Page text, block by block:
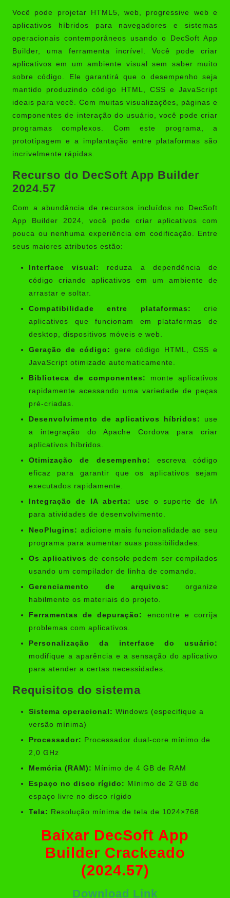
Você pode projetar HTML5, web, progressive web e
aplicativos híbridos para navegadores e sistemas
operacionais contemporâneos usando o
DecSoft App
Builder , uma ferramenta incrível. Você pode criar
aplicativos em um ambiente visual sem saber muito
sobre código. Ele garantirá que o desempenho seja
mantido produzindo código HTML, CSS e JavaScript
ideais para você. Com muitas visualizações, páginas e
componentes de interação do usuário, você pode criar
programas complexos. Com este programa, a
prototipagem e a implantação entre plataformas são
incrivelmente rápidas.
Recurso do DecSoft App Builder
2024.57
Com a abundância de recursos incluídos no DecSoft
App Builder 2024, você pode criar aplicativos com
pouca ou nenhuma experiência em codificação. Entre
seus maiores atributos estão:
Interface visual:
reduza a dependência de
código criando aplicativos em um ambiente de
arrastar e soltar.
Compatibilidade entre plataformas:
crie
aplicativos que funcionam em plataformas de
desktop, dispositivos móveis e web.
Geração de código:
gere código HTML, CSS e
JavaScript otimizado automaticamente.
Biblioteca de componentes: monte aplicativos
rapidamente acessando uma variedade de peças
pré-criadas.
Desenvolvimento de aplicativos híbridos:
use
a integração do Apache Cordova para criar
aplicativos híbridos.
Otimização de desempenho: escreva código
eficaz para garantir que os aplicativos sejam
executados rapidamente.
Integração de IA aberta:
use o suporte de IA
para atividades de desenvolvimento.
NeoPlugins: adicione mais funcionalidade ao seu
programa para aumentar suas possibilidades.
Os aplicativos de console podem ser compilados
usando um compilador de linha de comando.
Gerenciamento de arquivos:
organize
habilmente os materiais do projeto.
Ferramentas de depuração:
encontre e corrija
problemas com aplicativos.
Personalização da interface do usuário:
modifique a aparência e a sensação do aplicativo
para atender a certas necessidades.
Requisitos do sistema
Sistema operacional: Windows (especifique a
versão mínima)
Processador: Processador dual-core mínimo de
2,0 GHz
Memória (RAM): Mínimo de 4 GB de RAM
Espaço no disco rígido: Mínimo de 2 GB de
espaço livre no disco rígido
Tela: Resolução mínima de tela de 1024×768
Baixar DecSoft App
Builder Crackeado
(2024.57)
Download Link